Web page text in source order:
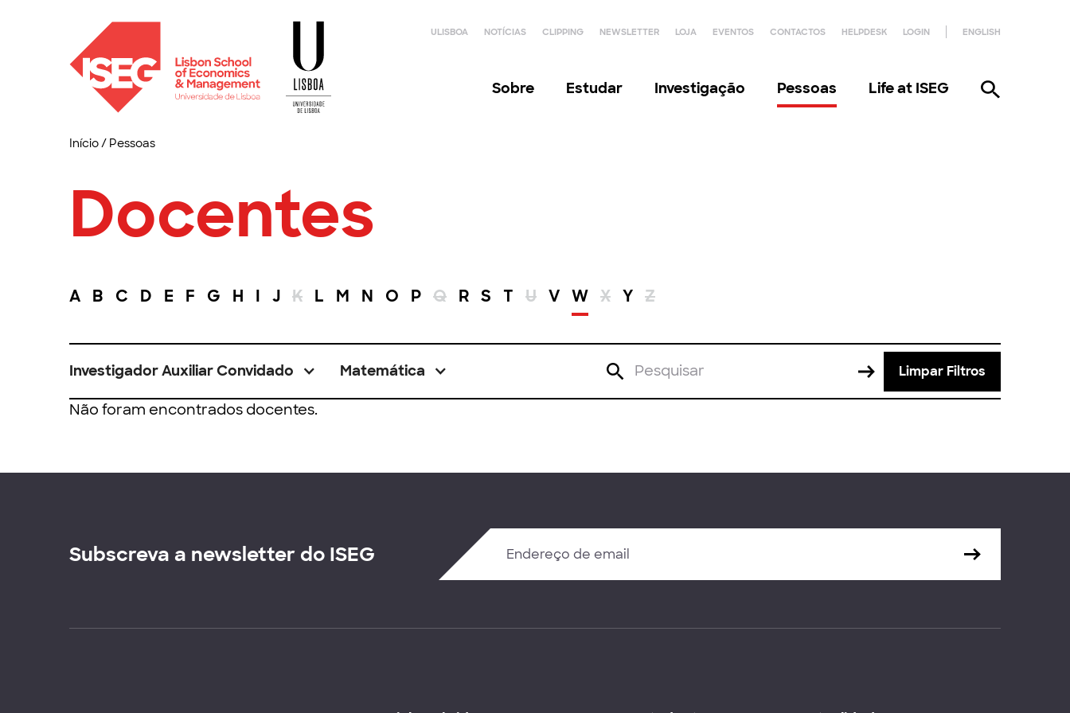
ULISBOA NOTÍCIAS CLIPPING NEWSLETTER LOJA EVENTOS CONTACTOS HELPDESK LOGIN ENGLISH
Sobre Estudar Investigação Pessoas Life at ISEG
Início/ Pessoas
Docentes
A B C D E F G H I J K L M N O P Q R S T U V W X Y Z
Investigador Auxiliar Convidado Matemática Limpar Filtros
Não foram encontrados docentes.
Subscreva a newsletter do ISEG